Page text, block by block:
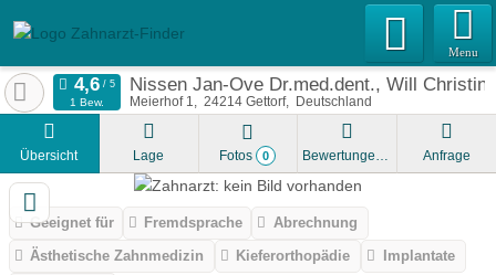
Menu
Nissen Jan-Ove Dr.med.dent., Will Christina
Meierhof 1 24214 Gettorf Deutschland
1 Bew.
Übersicht Lage Fotos 0 Bewertungen Anfrage
Geeignet für Fremdsprache
Abrechnung
Ästhetische Zahnmedizin
Kieferorthopädie
Implantate